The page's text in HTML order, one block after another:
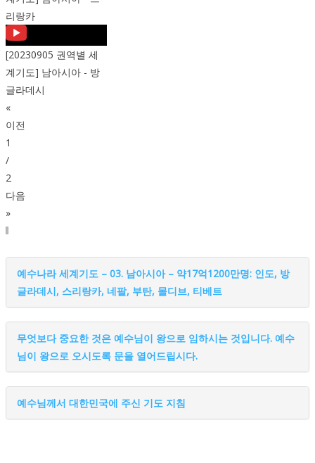
리랑카
[20230905 권역별 세
계기도] 남아시아 - 방
글라데시
«
이전
1
/
2
다음
»
예수나라 세계기도 – 03. 남아시아 – 약17억1200만명: 인도, 방
글라데시, 스리랑카, 네팔, 부탄, 몰디브, 티베트
무엇보다 중요한 것은 예수님이 왕으로 임하시는 것입니다. 예수
님이 왕으로 오시도록 문을 열어드립시다.
예수님께서 대한민국에 주신 기도 지침